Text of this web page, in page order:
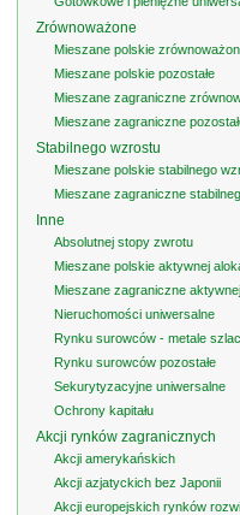
Zrównoważone
Mieszane polskie
Mieszane polskie pozostałe
Mieszane zagraniczne
Mieszane zagraniczne
Stabilnego wzrostu
Mieszane polskie stabilnego
Mieszane zagraniczne
Inne
Absolutnej stopy zwrotu
Mieszane polskie aktywnej
Mieszane zagraniczne
Nieruchomości uniwersalne
Rynku surowców - metale
Rynku surowców pozostałe
Sekurytyzacyjne uniwersalne
Ochrony kapitału
Akcji rynków zagranicznych
Akcji amerykańskich
Akcji azjatyckich bez Japonii
Akcji europejskich rynków